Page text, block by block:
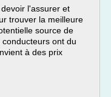
l'assurer et
trouver la meilleure
source de
ont du
à des prix